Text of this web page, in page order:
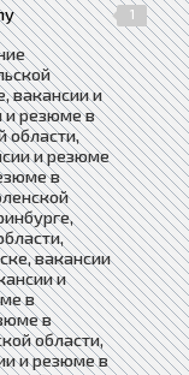
1
вакансии и
и резюме в
области,
и резюме
в
вакансии
и
в
в
области,
и резюме в